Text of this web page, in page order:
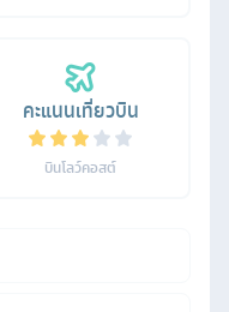
คะแนนเที่ยวบิน
บินโลว์คอสต์